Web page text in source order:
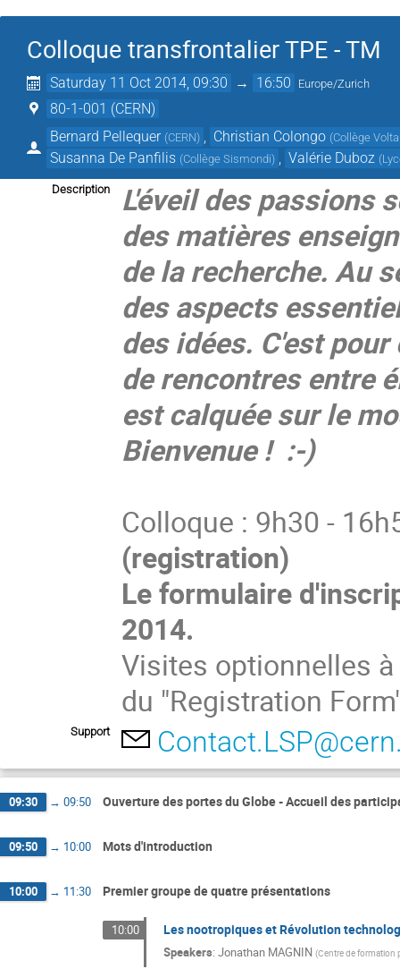
Colloque transfrontalier TPE - TM
Saturday 11 Oct 2014, 09:30 → 16:50 Europe/Zurich
80-1-001 (CERN)
Bernard Pellequer (CERN) Christian Colongo (Collège
Susanna De Panfilis (Collège Sismondi) Valérie Duboz (
Description
L'éveil des passions
des matières
de la recherche. Au
des aspects
des idées. C'est
de rencontres entre
est calquée sur le
Bienvenue ! :-)
Colloque : 9h30 -
(registration)
Le formulaire
2014.
Visites optionnelles
du "Registration
Support
09:30 → 09:50 Ouverture des portes du Globe - Accueil des
09:50 → 10:00 Mots d'introduction
10:00 → 11:30 Premier groupe de quatre présentations
10:00 Les nootropiques et Révolution
Speakers:Jonathan MAGNIN (Centre de formation